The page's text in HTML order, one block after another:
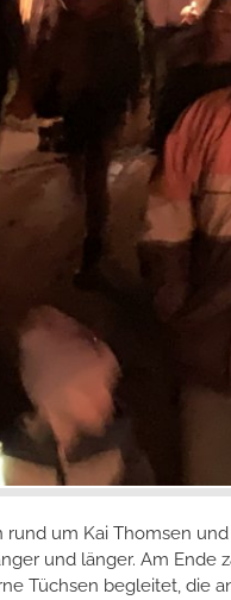
rund um Kai Thomsen
und länger. Am Ende
Tüchsen begleitet, die